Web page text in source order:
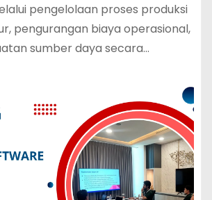
pengelolaan proses produksi
pengurangan biaya operasional,
sumber daya secara…